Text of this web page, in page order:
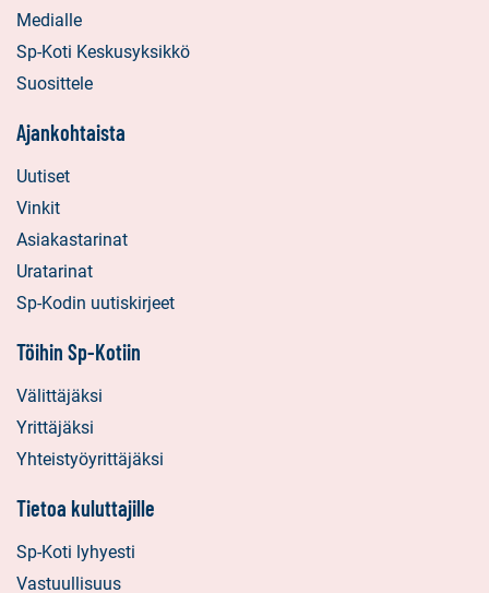
Medialle
Sp-Koti Keskusyksikkö
Suosittele
Ajankohtaista
Uutiset
Vinkit
Asiakastarinat
Uratarinat
Sp-Kodin uutiskirjeet
Töihin Sp-Kotiin
Välittäjäksi
Yrittäjäksi
Yhteistyöyrittäjäksi
Tietoa kuluttajille
Sp-Koti lyhyesti
Vastuullisuus